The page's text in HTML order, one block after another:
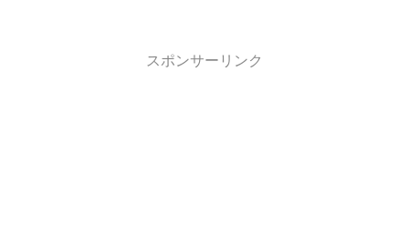
スポンサーリンク